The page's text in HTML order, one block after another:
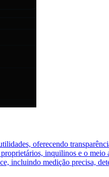
oferecendo
inquilinos e o
incluindo medição precisa,